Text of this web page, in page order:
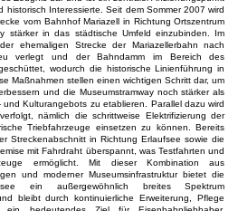
Interessierte. Seit dem Sommer 2007 wird
vom Bahnhof Mariazell in Richtung Ortszentrum
stärker in das städtische Umfeld einzubinden. Im
ehemaligen Strecke der Mariazellerbahn nach
verlegt und der Bahndamm im Bereich des
wodurch die historische Linienführung in
Maßnahmen stellen einen wichtigen Schritt dar, um
und die Museumstramway noch stärker als
Kulturangebots zu etablieren. Parallel dazu wird
nämlich die schrittweise Elektrifizierung der
Triebfahrzeuge einsetzen zu können. Bereits
Streckenabschnitt in Richtung Erlaufsee sowie die
mit Fahrdraht überspannt, was Testfahrten und
ermöglicht. Mit dieser Kombination aus
und moderner Museumsinfrastruktur bietet die
ein außergewöhnlich breites Spektrum
bleibt durch kontinuierliche Erweiterung, Pflege